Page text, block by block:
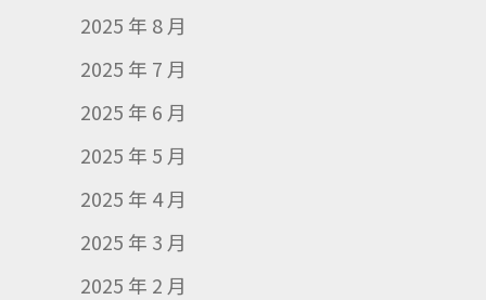
2025 年 8 月
2025 年 7 月
2025 年 6 月
2025 年 5 月
2025 年 4 月
2025 年 3 月
2025 年 2 月